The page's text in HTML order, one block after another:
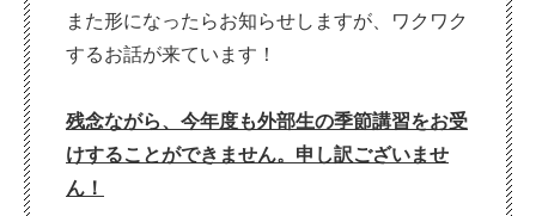
また形になったらお知らせしますが、ワクワク
するお話が来ています！
残念ながら、今年度も外部生の季節講習をお受
けすることができません。申し訳ございませ
ん！